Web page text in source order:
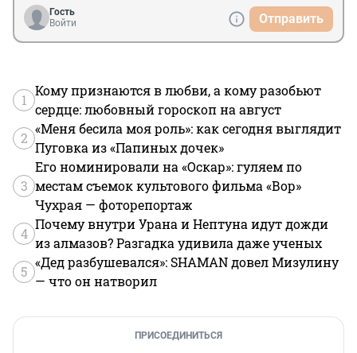
Гость
Войти
Отправить
1
Кому признаются в любви, а кому разобьют
сердце: любовный гороскоп на август
2
«Меня бесила моя роль»: как сегодня выглядит
Пуговка из «Папиных дочек»
3
Его номинировали на «Оскар»: гуляем по
местам съемок культового фильма «Вор»
Чухрая — фоторепортаж
4
Почему внутри Урана и Нептуна идут дожди
из алмазов? Разгадка удивила даже ученых
5
«Дед разбушевался»: SHAMAN довел Мизулину
— что он натворил
ПРИСОЕДИНИТЬСЯ